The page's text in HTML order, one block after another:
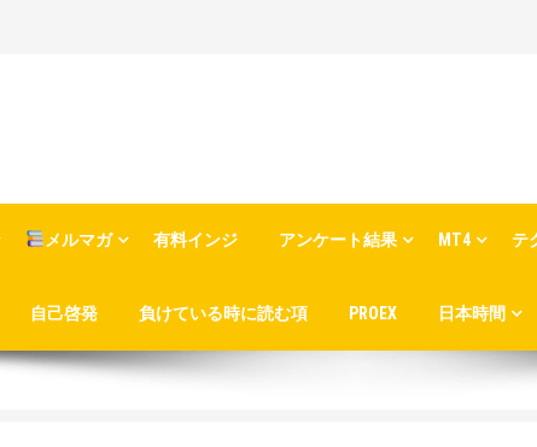
メルマガ 有料インジ アンケート結果 MT4 テ
自己啓発 負けている時に読む項 PROEX 日本時間